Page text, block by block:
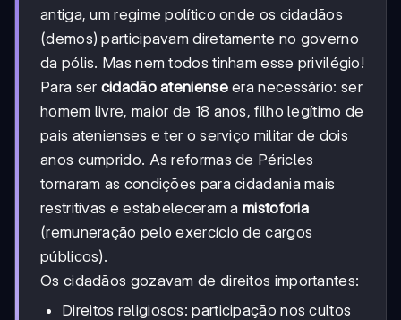
antiga, um regime político onde os cidadãos
(demos) participavam diretamente no governo
da pólis. Mas nem todos tinham esse privilégio!
Para ser cidadão atenienseera necessário: ser
homem livre, maior de 18 anos, filho legítimo de
pais atenienses e ter o serviço militar de dois
anos cumprido. As reformas de Péricles
tornaram as condições para cidadania mais
restritivas e estabeleceram amistoforia
(remuneração pelo exercício de cargos
públicos).
Os cidadãos gozavam de direitos importantes:
Direitos religiosos: participação nos cultos